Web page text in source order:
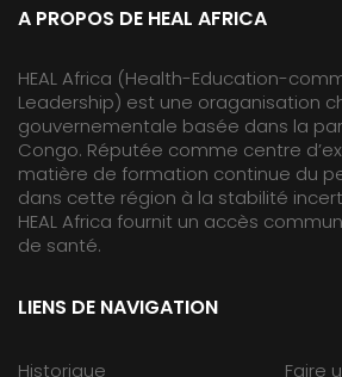
A PROPOS DE HEAL AFRICA
HEAL Africa (Health-Education-
Leadership) est une oraganisation
gouvernementale basée dans la
Congo. Réputée comme centre
matière de formation continue du
dans cette région à la stabilité
HEAL Africa fournit un accès
de santé.
LIENS DE NAVIGATION
Historique
Faire